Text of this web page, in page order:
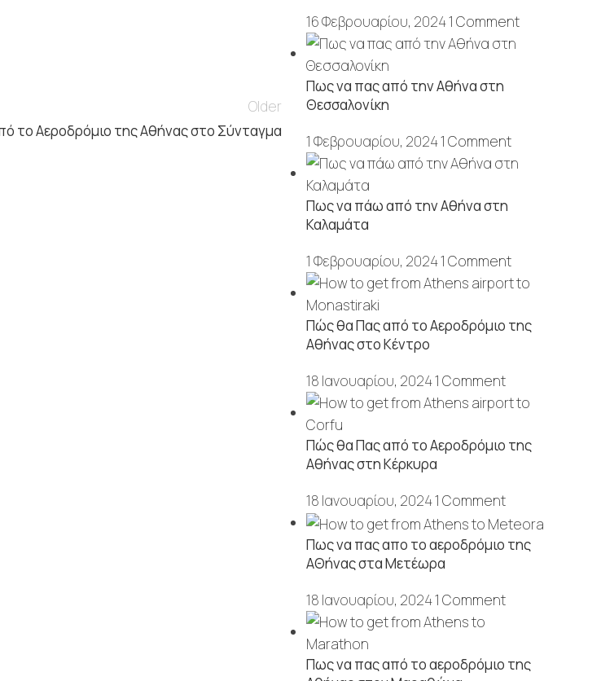
Older
το Αεροδρόμιο της Αθήνας στο Σύνταγμα
16 Φεβρουαρίου, 20241 Comment
Πως να πας από την Αθήνα στη
Θεσσαλονίκη
1 Φεβρουαρίου, 20241 Comment
Πως να πάω από την Αθήνα στη
Καλαμάτα
1 Φεβρουαρίου, 20241 Comment
Πώς θα Πας από το Αεροδρόμιο της
Αθήνας στο Κέντρο
18 Ιανουαρίου, 20241 Comment
Πώς θα Πας από το Αεροδρόμιο της
Αθήνας στη Κέρκυρα
18 Ιανουαρίου, 20241 Comment
Πως να πας απο το αεροδρόμιο της
ΑΘήνας στα Μετέωρα
18 Ιανουαρίου, 20241 Comment
Πως να πας από το αεροδρόμιο της